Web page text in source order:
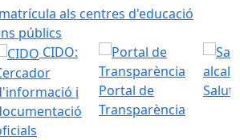
als centres d'educació
públics
CIDO:
i
Portal de
Transparència